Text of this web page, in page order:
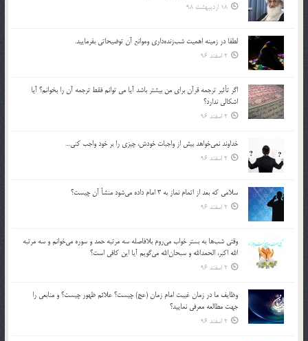
18 اردیبهشت 98
لطفا در زمينه اهميت شب‌زنده‌داري وموانع آن توضيحاتي بفرماييد.
2 اسفند 96
اگر تأثير ترجمه قرآن براي من بيشتر باشد آيا مي توانم فقط ترجمه آن را بخوانم؟ آيا
اشكالي ندارد؟
2 اسفند 96
خداوند نمي‌خواهد بيش از واجبات خودش، چيزي را بر خود واجب كني…
2 اسفند 96
سلامي كه بعد از اتمام نماز به 3 امام داده مي‌شود منشأ آن چيست؟
2 اسفند 96
وقتي شب‌ها به بستر خواب مي‌روم بلافاصله سه مرتبه حمد و سوره مي‌خوانم و سه مرتبه
الله اكبر، الحمدالله و سبحان‌الله مي‌گويم آيا اين كافي است؟
2 اسفند 96
وظايف ما در زمان غيبت امام زمان (عج) چيست؟ علائم ظهور چيست؟ و منابعي را
جهت مطالعه معرفي نماييد؟
2 اسفند 96